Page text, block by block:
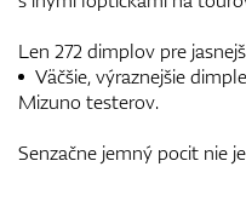
Len 272 dimplov pre
Väčšie, výraznejšie
Mizuno testerov.
Senzačne jemný pocit nie